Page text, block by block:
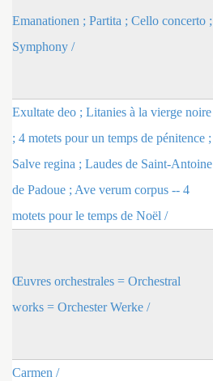
Emanationen ; Partita ; Cello concerto ;
Symphony /
Exultate deo ; Litanies à la vierge noire
; 4 motets pour un temps de pénitence ;
Salve regina ; Laudes de Saint-Antoine
de Padoue ; Ave verum corpus -- 4
motets pour le temps de Noël /
Œuvres orchestrales = Orchestral
works = Orchester Werke /
Carmen /